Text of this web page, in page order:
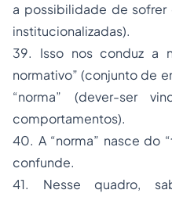
a possibilidade de sofrer
institucionalizadas).
39. Isso nos conduz a
normativo” (conjunto de
“norma” (dever-ser
comportamentos).
40. A “norma” nasce do
confunde.
41. Nesse quadro,